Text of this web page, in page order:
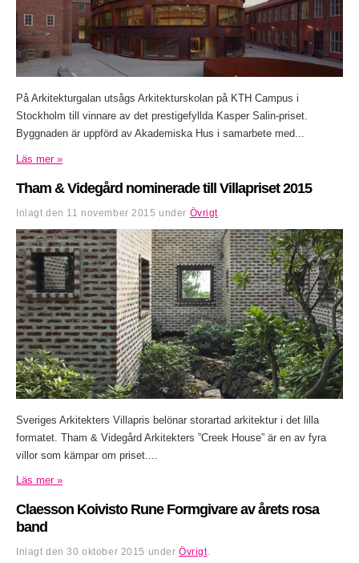
På Arkitekturgalan utsågs Arkitekturskolan på KTH Campus i
Stockholm till vinnare av det prestigefyllda Kasper Salin-priset.
Byggnaden är uppförd av Akademiska Hus i samarbete med...
Läs mer »
Tham & Videgård nominerade till Villapriset 2015
Inlagt den 11 november 2015 under Övrigt
Sveriges Arkitekters Villapris belönar storartad arkitektur i det lilla
formatet. Tham & Videgård Arkitekters ”Creek House” är en av fyra
villor som kämpar om priset....
Läs mer »
Claesson Koivisto Rune Formgivare av årets rosa
band
Inlagt den30 oktober 2015 underÖvrigt.